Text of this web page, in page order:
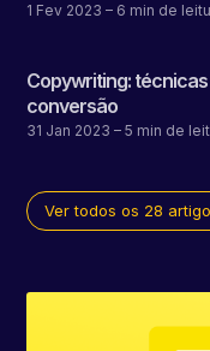
1 Fev 2023 – 6 min de
Copywriting:
conversão
31 Jan 2023 – 5 min de
Ver todos os 28